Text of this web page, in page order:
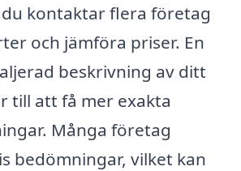
kontaktar flera företag
och jämföra priser. En
beskrivning av ditt
till att få mer exakta
Många företag
bedömningar, vilket kan